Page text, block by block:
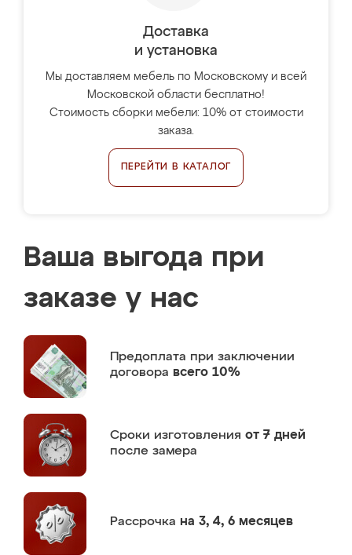
Доставка
и установка
Мы доставляем мебель по Московскому и всей
Московской области бесплатно!
Стоимость сборки мебели: 10% от стоимости
заказа.
ПЕРЕЙТИ В КАТАЛОГ
Ваша выгода при
заказе у нас
Предоплата при заключении
договора всего 10%
Сроки изготовления от 7 дней
после замера
Рассрочка на 3, 4, 6 месяцев